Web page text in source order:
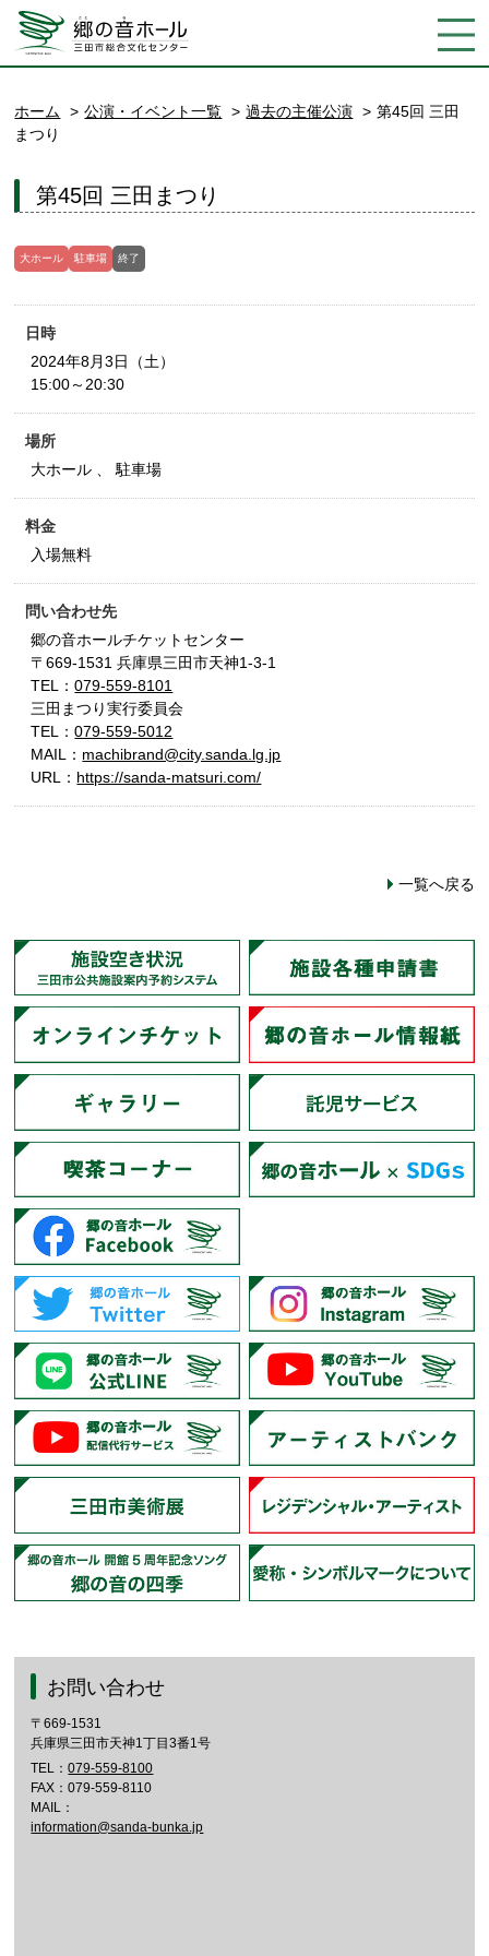
ホーム 公演・イベント一覧 過去の主催公演
第45回 三田
まつり
第45回 三田まつり
大ホール 駐車場 終了
日時
2024年8月3日（土）
15:00～20:30
場所
大ホール 、 駐車場
料金
入場無料
問い合わせ先
郷の音ホールチケットセンター
〒669-1531 兵庫県三田市天神1-3-1
TEL：079-559-8101
三田まつり実行委員会
TEL：079-559-5012
MAIL： machibrand@city.sanda.lg.jp
URL： https://sanda-matsuri.com/
一覧へ戻る
お問い合わせ
〒669-1531
兵庫県三田市天神1丁目3番1号
TEL：079-559-8100
FAX：079-559-8110
MAIL：
information@sanda-bunka.jp